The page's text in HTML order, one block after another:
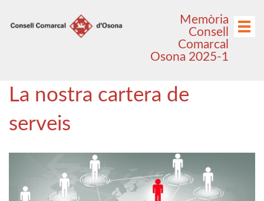
Menú
Memòria
Consell
Comarcal
Osona 2025-1
La nostra cartera de
serveis